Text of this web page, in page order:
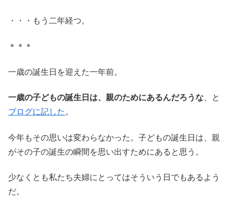
・・・もう二年経つ。
＊＊＊
一歳の誕生日を迎えた一年前。
一歳の子どもの誕生日は、親のためにあるんだろうな 、と
ブログに記した 。
今年もその思いは変わらなかった。子どもの誕生日は、親
がその子の誕生の瞬間を思い出すためにあると思う。
少なくとも私たち夫婦にとってはそういう日でもあるよう
だ。